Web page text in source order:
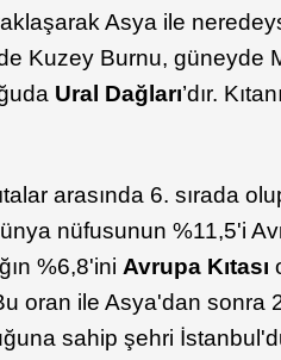
Asya ile
Kuzey Burnu, güneyde
Ural Dağları’dır.
arasında 6. sırada
nüfusunun %11,5'i
%6,8'ini Avrupa Kıtası
oran ile Asya'dan sonra
sahip şehri